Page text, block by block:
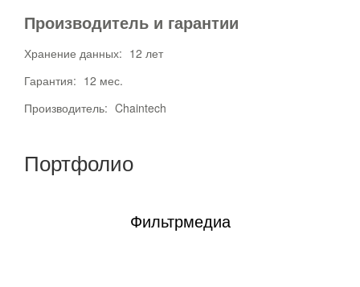
Производитель и гарантии
Хранение данных: 12 лет
Гарантия: 12 мес.
Производитель: Chaintech
Портфолио
Фильтрмедиа